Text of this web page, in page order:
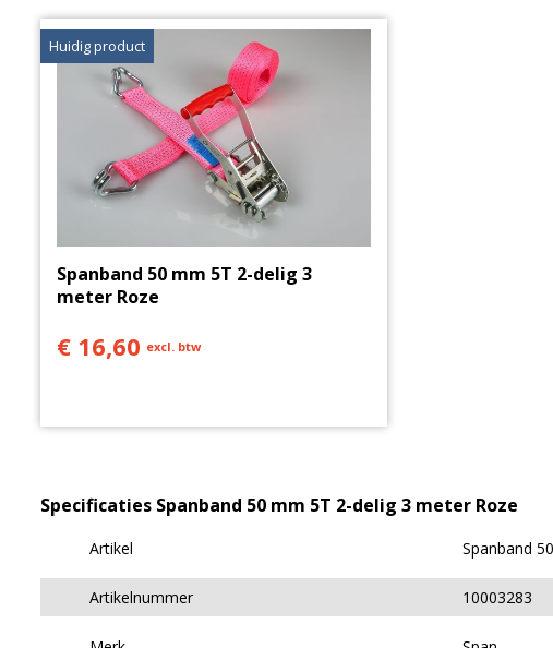
Huidig product
Spanband 50 mm 5T 2-delig 3
meter Roze
€ 16,60 excl. btw
Specificaties Spanband 50 mm 5T 2-delig 3 meter Roze
Artikel Spanband
Artikelnummer 10003283